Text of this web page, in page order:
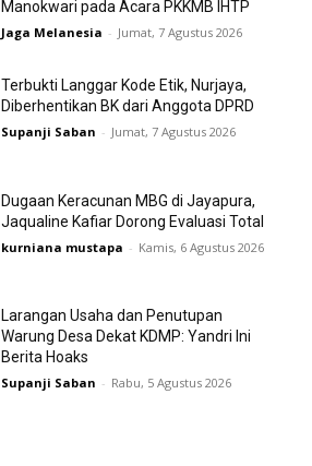
Manokwari pada Acara PKKMB IHTP
Jaga Melanesia - Jumat, 7 Agustus 2026
Terbukti Langgar Kode Etik, Nurjaya,
Diberhentikan BK dari Anggota DPRD
Supanji Saban - Jumat, 7 Agustus 2026
Dugaan Keracunan MBG di Jayapura,
Jaqualine Kafiar Dorong Evaluasi Total
kurniana mustapa - Kamis, 6 Agustus 2026
Larangan Usaha dan Penutupan
Warung Desa Dekat KDMP: Yandri Ini
Berita Hoaks
Supanji Saban - Rabu, 5 Agustus 2026